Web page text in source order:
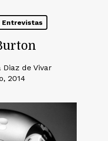
Entrevistas
Diaz de Vivar
2014